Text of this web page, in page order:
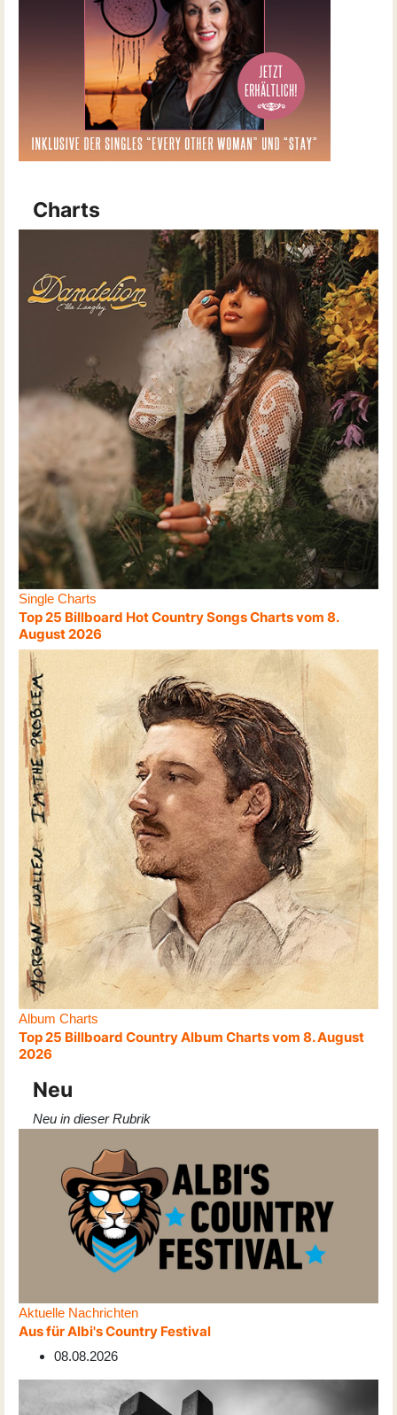
Charts
Single Charts
Top 25 Billboard Hot Country Songs Charts vom 8.
August 2026
Album Charts
Top 25 Billboard Country Album Charts vom 8. August
2026
Neu
Neu in dieser Rubrik
Aktuelle Nachrichten
Aus für Albi's Country Festival
08.08.2026